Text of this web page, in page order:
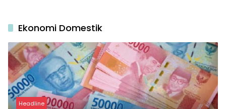
Ekonomi Domestik
Headline